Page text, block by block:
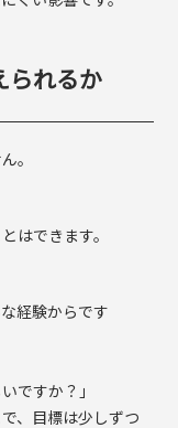
られるか
。
はできます。
経験からです
ですか？」
、目標は少しずつ